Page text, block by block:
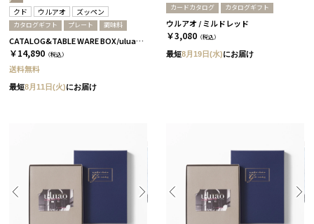
クド ウルアオ ズッペン
カタログギフト プレート 調味料
CATALOG&TABLE WARE BOX/uluao/9°/白無垢&茶大色/全5種 アウレリアーナ
￥14,890 （税込）
送料無料
最短8月11日(火)にお届け
カードカタログ カタログギフト
ウルアオ / ミルドレッド
￥3,080 （税込）
最短8月19日(水)にお届け